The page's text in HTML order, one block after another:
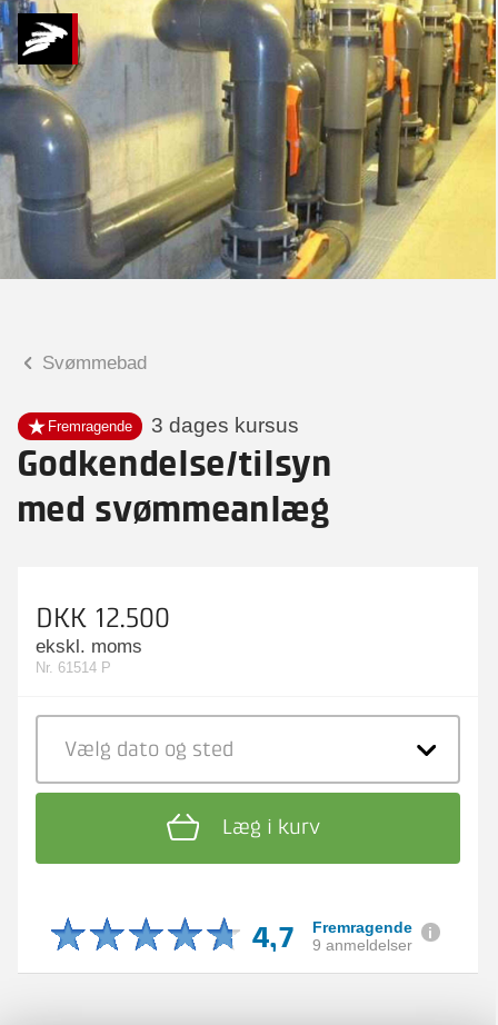
Svømmebad
Fremragende 3 dages kursus
Godkendelse/tilsyn
med svømmeanlæg
DKK 12.500
ekskl. moms
Nr. 61514 P
Vælg dato og sted
Læg i kurv
4,7
Fremragende
9 anmeldelser
Praktiske spørgsmål
Spørgsmål til tilmelding, forplejning,
afholdelsessted m.m.
Brian Krogh
Hvad kan vi hjælpe
dig med?